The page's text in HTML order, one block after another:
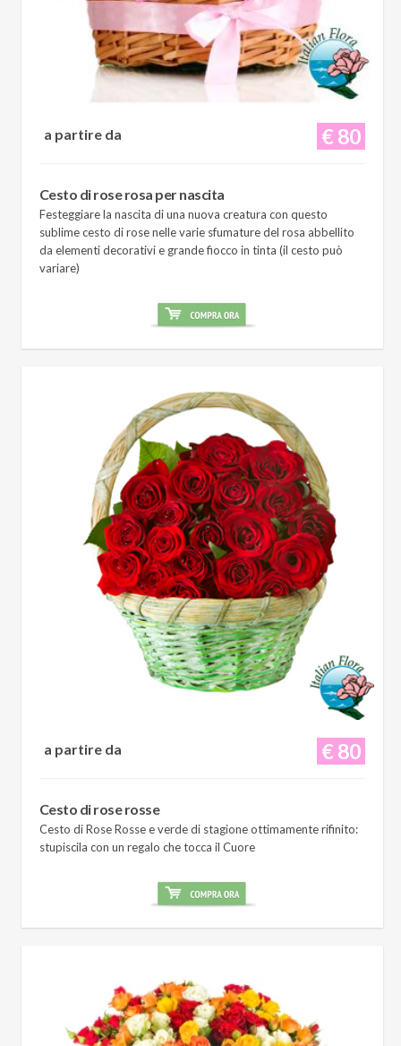
€ 80
a partire da
Cesto di rose rosa per nascita
Festeggiare la nascita di una nuova creatura con questo
sublime cesto di rose nelle varie sfumature del rosa abbellito
da elementi decorativi e grande fiocco in tinta (il cesto può
variare)
€ 80
a partire da
Cesto di rose rosse
Cesto di Rose Rosse e verde di stagione ottimamente rifinito:
stupiscila con un regalo che tocca il Cuore